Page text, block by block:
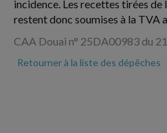
incidence. Les recettes tirées
restent donc soumises à la TVA
CAA Douai n° 25DA00983 du
Retourner à la liste des dépêches